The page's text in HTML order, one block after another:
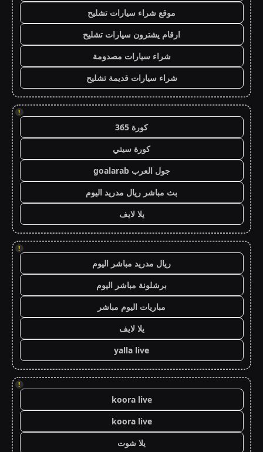
موقع شراء سيارات تشليح
ارقام يشترون سيارات تشليح
شراء سيارات مصدومة
شراء سيارات قديمة تشليح
!
كورة 365
كورة سيتي
جول العرب goalarab
بث مباشر ريال مدريد اليوم
يلا لايف
!
ريال مدريد مباشر اليوم
برشلونة مباشر اليوم
مباريات اليوم مباشر
يلا لايف
yalla live
!
koora live
koora live
يلا شوت